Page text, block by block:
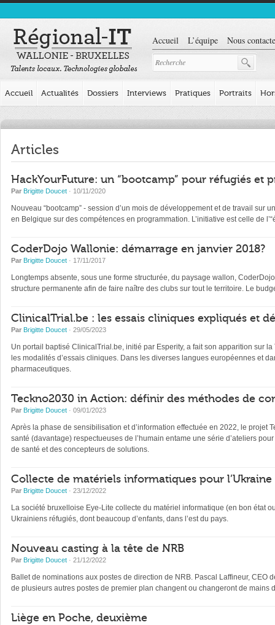
Accueil L’équipe Nous
Accueil Actualités Dossiers Interviews Pratiques Portraits
Articles
HackYourFuture: un “bootcamp” pour réfugiés et
Par Brigitte Doucet · 10/11/2020
Nouveau “bootcamp” - session d’un mois de développement et de travail
en Belgique sur des compétences en programmation. L’initiative est celle de
CoderDojo Wallonie: démarrage en janvier 2018?
Par Brigitte Doucet · 17/11/2017
Longtemps absente, sous une forme structurée, du paysage wallon,
structure permanente afin de faire naître des clubs sur tout le territoire. Le
ClinicalTrial.be : les essais cliniques expliqués et
Par Brigitte Doucet · 29/05/2023
Un portail baptisé ClinicalTrial.be, initié par Esperity, a fait son apparition sur
les modalités d’essais cliniques. Dans les diverses langues européennes et
pharmaceutiques.
Teckno2030 in Action: définir des méthodes de
Par Brigitte Doucet · 09/01/2023
Après la phase de sensibilisation et d’information effectuée en 2022, le projet
santé (davantage) respectueuses de l’humain entame une série d’ateliers
de santé et des concepteurs de solutions.
Collecte de matériels informatiques pour l’Ukraine
Par Brigitte Doucet · 23/12/2022
La société bruxelloise Eye-Lite collecte du matériel informatique (en bon état
Ukrainiens réfugiés, dont beaucoup d’enfants, dans l’est du pays.
Nouveau casting à la tête de NRB
Par Brigitte Doucet · 21/12/2022
Ballet de nominations aux postes de direction de NRB. Pascal Laffineur,
de plusieurs autres postes de premier plan changent ou changeront de mains
Liège en Poche, deuxième